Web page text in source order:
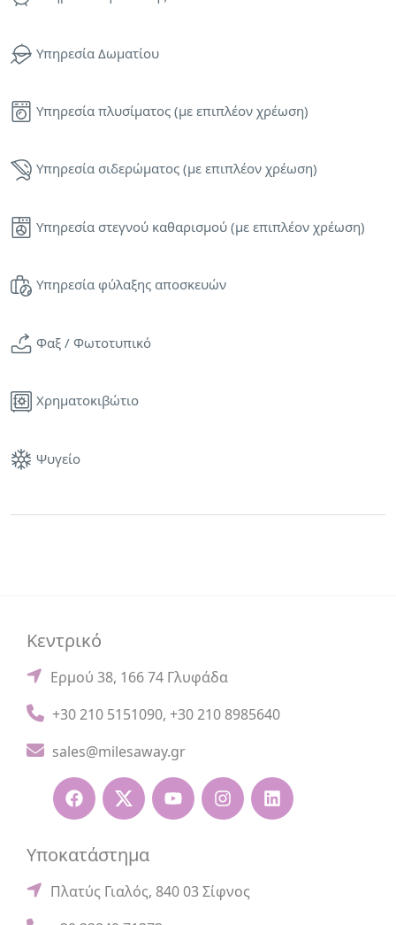
Υπηρεσία Δωματίου
Υπηρεσία πλυσίματος (με επιπλέον χρέωση)
Υπηρεσία σιδερώματος (με επιπλέον χρέωση)
Υπηρεσία στεγνού καθαρισμού (με επιπλέον χρέωση)
Υπηρεσία φύλαξης αποσκευών
Φαξ / Φωτοτυπικό
Χρηματοκιβώτιο
Ψυγείο
Κεντρικό
Ερμού 38, 166 74 Γλυφάδα
+30 210 5151090, +30 210 8985640
sales@milesaway.gr
Υποκατάστημα
Πλατύς Γιαλός, 840 03 Σίφνος